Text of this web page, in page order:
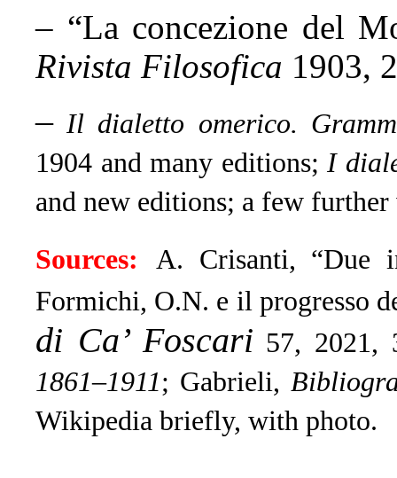
– “La concezione del
Rivista Filosofica 1903,
– Il dialetto omerico.
1904 and many editions;I
and new editions; a few
Sources:
A. Crisanti, “Due
Formichi, O.N. e il progresso
di Ca’ Foscari 57, 2021,
1861–1911; Gabrieli,
Wikipedia briefly, with photo.